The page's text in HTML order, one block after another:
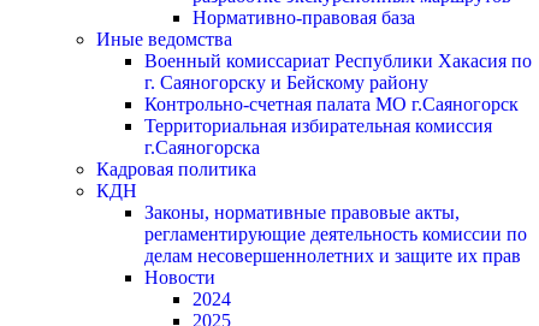
Нормативно-правовая база
Иные ведомства
Военный комиссариат Республики Хакасия по
г. Саяногорску и Бейскому району
Контрольно-счетная палата МО г.Саяногорск
Территориальная избирательная комиссия
г.Саяногорска
Кадровая политика
КДН
Законы, нормативные правовые акты,
регламентирующие деятельность комиссии по
делам несовершеннолетних и защите их прав
Новости
2024
2025